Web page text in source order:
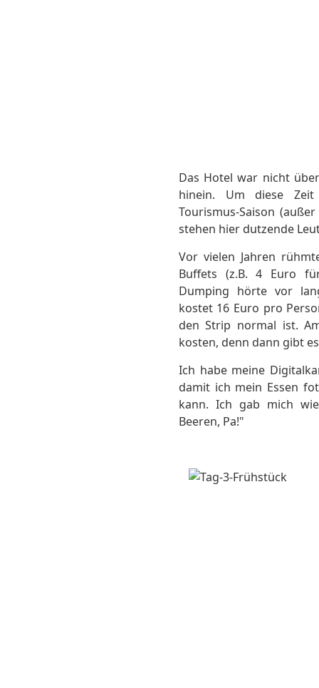
Das Hotel war nicht
hinein. Um diese
Tourismus-Saison
stehen hier dutzende
Vor vielen Jahren
Buffets (z.B. 4 Euro
Dumping hörte vor
kostet 16 Euro pro
den Strip normal ist.
kosten, denn dann gibt
Ich habe meine
damit ich mein Essen
kann. Ich gab mich
Beeren, Pa!"